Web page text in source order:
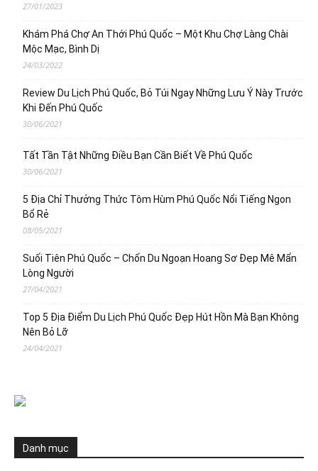
27/01/2023
Khám Phá Chợ An Thới Phú Quốc – Một Khu Chợ Làng Chài
Mộc Mạc, Bình Dị
24/03/2022
Review Du Lịch Phú Quốc, Bỏ Túi Ngay Những Lưu Ý Này Trước
Khi Đến Phú Quốc
30/06/2021
Tất Tần Tật Những Điều Bạn Cần Biết Về Phú Quốc
30/06/2021
5 Địa Chỉ Thưởng Thức Tôm Hùm Phú Quốc Nổi Tiếng Ngon
Bổ Rẻ
08/05/2021
Suối Tiên Phú Quốc – Chốn Du Ngoạn Hoang Sơ Đẹp Mê Mẩn
Lòng Người
27/04/2021
Top 5 Địa Điểm Du Lịch Phú Quốc Đẹp Hút Hồn Mà Bạn Không
Nên Bỏ Lỡ
24/04/2021
Danh mục